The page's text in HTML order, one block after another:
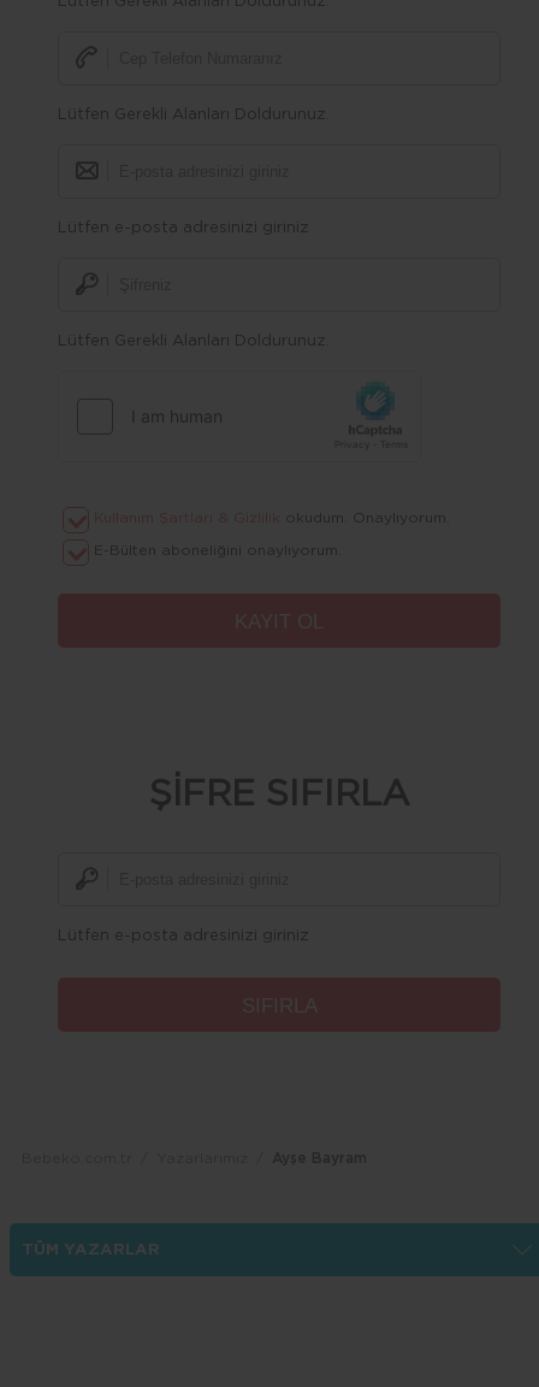
Lütfen Gerekli Alanları Doldurunuz.
Lütfen e-posta adresinizi giriniz
Lütfen Gerekli Alanları Doldurunuz.
okudum. Onaylıyorum.
E-Bülten aboneliğini onaylıyorum.
ŞİFRE SIFIRLA
Lütfen e-posta adresinizi giriniz